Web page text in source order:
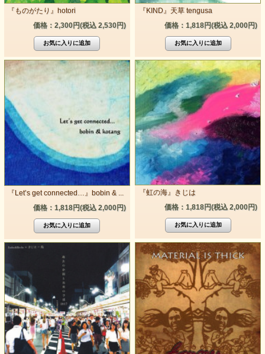
『ものがたり』hotori
価格：2,300円(税込 2,530円)
『KIND』天草 tengusa
価格：1,818円(税込 2,000円)
『Let’s get connected…』bobin & ...
価格：1,818円(税込 2,000円)
『虹の海』きじは
価格：1,818円(税込 2,000円)